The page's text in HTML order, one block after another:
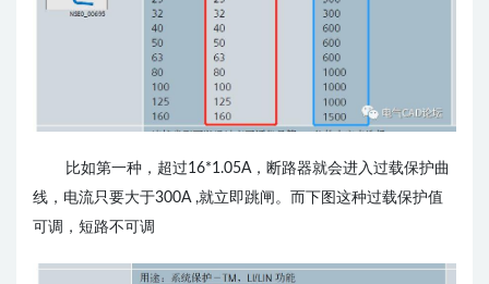
比如第一种，超过16*1.05A，断路器就会进入过载保护曲
线，电流只要大于300A ,就立即跳闸。而下图这种过载保护值
可调，短路不可调